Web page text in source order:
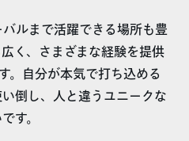
ルまで活躍できる場所も豊
く、さまざまな経験を提供
。自分が本気で打ち込める
倒し、人と違うユニークな
す。